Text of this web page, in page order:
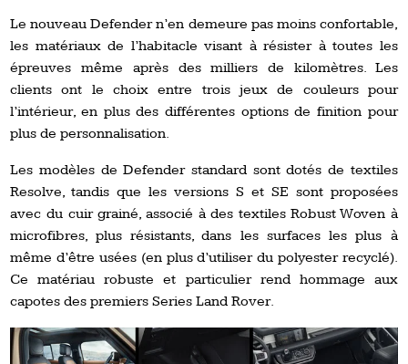
Le nouveau Defender n’en demeure pas moins confortable,
les matériaux de l’habitacle visant à résister à toutes les
épreuves même après des milliers de kilomètres. Les
clients ont le choix entre trois jeux de couleurs pour
l’intérieur, en plus des différentes options de finition pour
plus de personnalisation.
Les modèles de Defender standard sont dotés de textiles
Resolve, tandis que les versions S et SE sont proposées
avec du cuir grainé, associé à des textiles Robust Woven à
microfibres, plus résistants, dans les surfaces les plus à
même d’être usées (en plus d’utiliser du polyester recyclé).
Ce matériau robuste et particulier rend hommage aux
capotes des premiers Series Land Rover.